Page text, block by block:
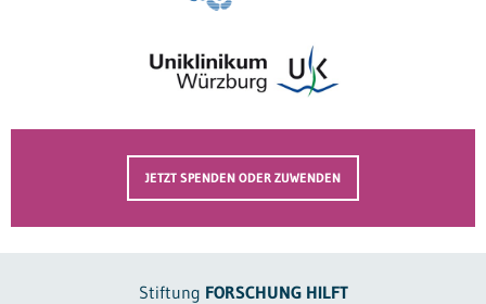
JETZT SPENDEN ODER ZUWENDEN
Stiftung FORSCHUNG HILFT